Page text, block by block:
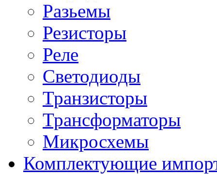
Разьемы
Резисторы
Реле
Светодиоды
Транзисторы
Трансформаторы
Микросхемы
Комплектующие